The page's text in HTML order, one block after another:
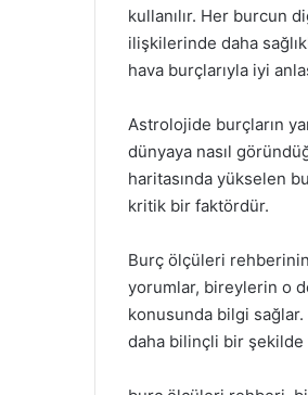
kullanılır. Her burcun
ilişkilerinde daha
hava burçlarıyla iyi
Astrolojide burçların
dünyaya nasıl
haritasında yükselen
kritik bir faktördür.
Burç ölçüleri rehberinin
yorumlar, bireylerin o
konusunda bilgi
daha bilinçli bir şekilde